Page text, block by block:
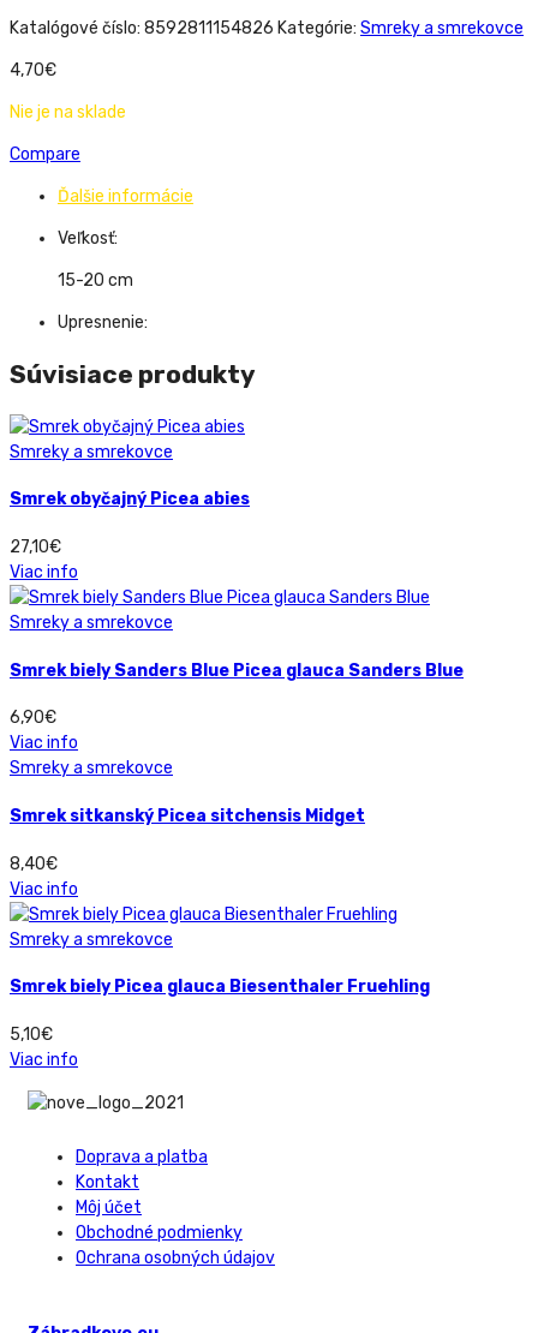
Katalógové číslo: 8592811154826 Kategórie: Smreky a smrekovce
4,70€
Nie je na sklade
Compare
Ďalšie informácie
Veľkosť:
15-20 cm
Upresnenie:
Súvisiace produkty
Smreky a smrekovce
Smrek obyčajný Picea abies
27,10€
Viac info
Smreky a smrekovce
Smrek biely Sanders Blue Picea glauca Sanders Blue
6,90€
Viac info
Smreky a smrekovce
Smrek sitkanský Picea sitchensis Midget
8,40€
Viac info
Smreky a smrekovce
Smrek biely Picea glauca Biesenthaler Fruehling
5,10€
Viac info
Doprava a platba
Kontakt
Môj účet
Obchodné podmienky
Ochrana osobných údajov